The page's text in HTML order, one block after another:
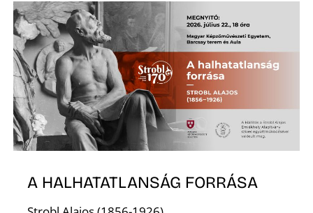
A HALHATATLANSÁG FORRÁSA